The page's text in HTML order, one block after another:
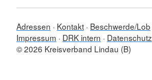
Adressen Kontakt Beschwerde/Lob
Impressum
DRK intern
Datenschutz
© 2026 Kreisverband Lindau (B)